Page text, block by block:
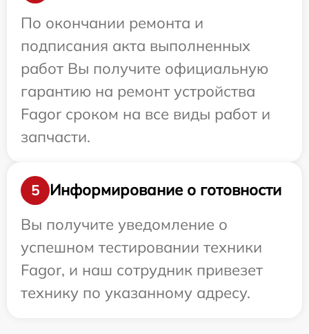
По окончании ремонта и
подписания акта выполненных
работ Вы получите официальную
гарантию на ремонт устройства
Fagor сроком на все виды работ и
запчасти.
5
Информирование о готовности
Вы получите уведомление о
успешном тестировании техники
Fagor, и наш сотрудник привезет
технику по указанному адресу.